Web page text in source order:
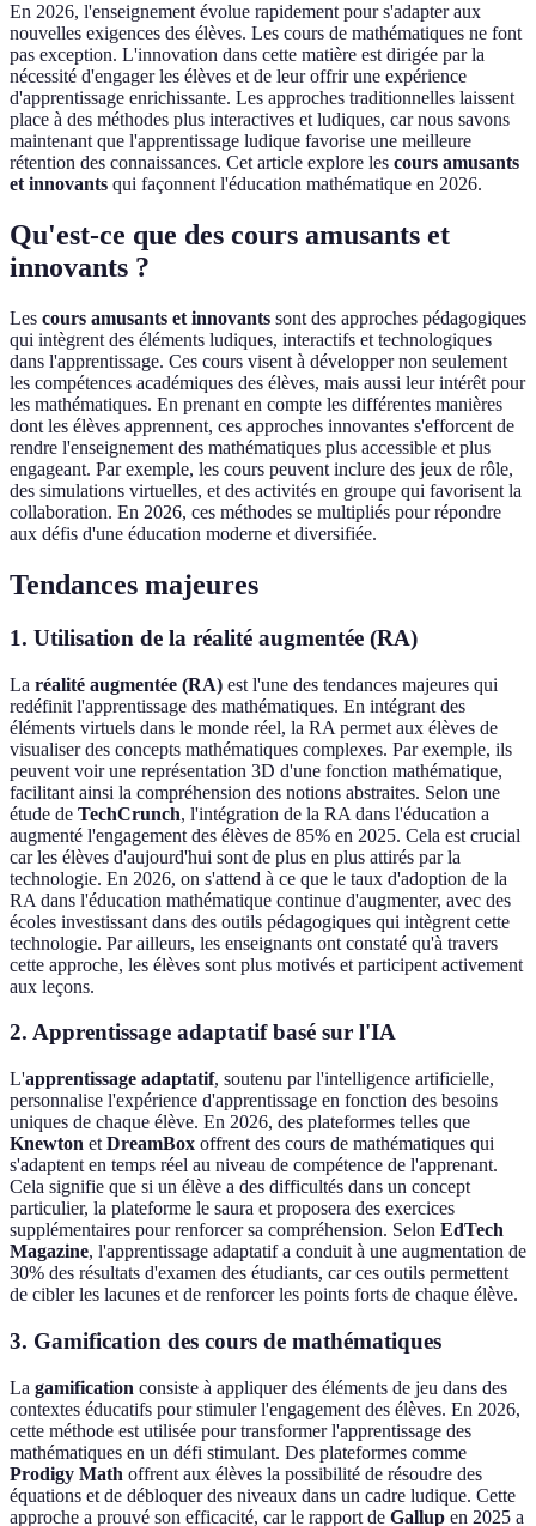
En 2026, l'enseignement évolue rapidement pour s'adapter aux
nouvelles exigences des élèves. Les cours de mathématiques ne font
pas exception. L'innovation dans cette matière est dirigée par la
nécessité d'engager les élèves et de leur offrir une expérience
d'apprentissage enrichissante. Les approches traditionnelles laissent
place à des méthodes plus interactives et ludiques, car nous savons
maintenant que l'apprentissage ludique favorise une meilleure
rétention des connaissances. Cet article explore les cours amusants
et innovants qui façonnent l'éducation mathématique en 2026.
Qu'est-ce que des cours amusants et
innovants ?
Les cours amusants et innovants sont des approches pédagogiques
qui intègrent des éléments ludiques, interactifs et technologiques
dans l'apprentissage. Ces cours visent à développer non seulement
les compétences académiques des élèves, mais aussi leur intérêt pour
les mathématiques. En prenant en compte les différentes manières
dont les élèves apprennent, ces approches innovantes s'efforcent de
rendre l'enseignement des mathématiques plus accessible et plus
engageant. Par exemple, les cours peuvent inclure des jeux de rôle,
des simulations virtuelles, et des activités en groupe qui favorisent la
collaboration. En 2026, ces méthodes se multipliés pour répondre
aux défis d'une éducation moderne et diversifiée.
Tendances majeures
1. Utilisation de la réalité augmentée (RA)
La réalité augmentée (RA) est l'une des tendances majeures qui
redéfinit l'apprentissage des mathématiques. En intégrant des
éléments virtuels dans le monde réel, la RA permet aux élèves de
visualiser des concepts mathématiques complexes. Par exemple, ils
peuvent voir une représentation 3D d'une fonction mathématique,
facilitant ainsi la compréhension des notions abstraites. Selon une
étude de TechCrunch, l'intégration de la RA dans l'éducation a
augmenté l'engagement des élèves de 85% en 2025. Cela est crucial
car les élèves d'aujourd'hui sont de plus en plus attirés par la
technologie. En 2026, on s'attend à ce que le taux d'adoption de la
RA dans l'éducation mathématique continue d'augmenter, avec des
écoles investissant dans des outils pédagogiques qui intègrent cette
technologie. Par ailleurs, les enseignants ont constaté qu'à travers
cette approche, les élèves sont plus motivés et participent activement
aux leçons.
2. Apprentissage adaptatif basé sur l'IA
L'apprentissage adaptatif, soutenu par l'intelligence artificielle,
personnalise l'expérience d'apprentissage en fonction des besoins
uniques de chaque élève. En 2026, des plateformes telles que
Knewton et DreamBox offrent des cours de mathématiques qui
s'adaptent en temps réel au niveau de compétence de l'apprenant.
Cela signifie que si un élève a des difficultés dans un concept
particulier, la plateforme le saura et proposera des exercices
supplémentaires pour renforcer sa compréhension. Selon EdTech
Magazine, l'apprentissage adaptatif a conduit à une augmentation de
30% des résultats d'examen des étudiants, car ces outils permettent
de cibler les lacunes et de renforcer les points forts de chaque élève.
3. Gamification des cours de mathématiques
La gamification consiste à appliquer des éléments de jeu dans des
contextes éducatifs pour stimuler l'engagement des élèves. En 2026,
cette méthode est utilisée pour transformer l'apprentissage des
mathématiques en un défi stimulant. Des plateformes comme
Prodigy Math offrent aux élèves la possibilité de résoudre des
équations et de débloquer des niveaux dans un cadre ludique. Cette
approche a prouvé son efficacité, car le rapport de Gallup en 2025 a